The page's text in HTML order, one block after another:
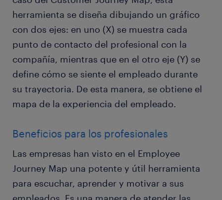
herramienta se diseña dibujando un gráfico
con dos ejes: en uno (X) se muestra cada
punto de contacto del profesional con la
compañía, mientras que en el otro eje (Y) se
define cómo se siente el empleado durante
su trayectoria. De esta manera, se obtiene el
mapa de la experiencia del empleado.
Beneficios para los profesionales
Las empresas han visto en el Employee
Journey Map una potente y útil herramienta
para escuchar, aprender y motivar a sus